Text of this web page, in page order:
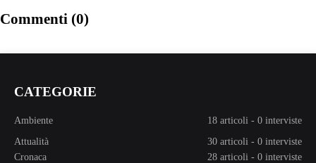
Commenti (0)
CATEGORIE
Ambiente 18 articoli - 0 interviste
Attualità
30 articoli - 0 interviste
Cronaca
28 articoli - 0 interviste